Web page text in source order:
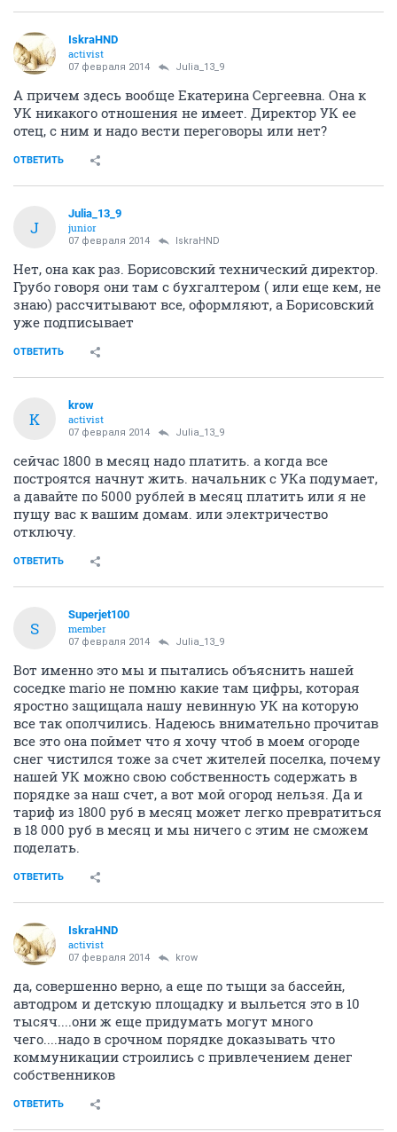
IskraHND
activist
07 февраля 2014 Julia_13_9
А причем здесь вообще Екатерина Сергеевна. Она к
УК никакого отношения не имеет. Директор УК ее
отец, с ним и надо вести переговоры или нет?
ОТВЕТИТЬ
J
Julia_13_9
junior
07 февраля 2014 IskraHND
Нет, она как раз. Борисовский технический директор.
Грубо говоря они там с бухгалтером ( или еще кем, не
знаю) рассчитывают все, оформляют, а Борисовский
уже подписывает
ОТВЕТИТЬ
K
krow
activist
07 февраля 2014 Julia_13_9
сейчас 1800 в месяц надо платить. а когда все
построятся начнут жить. начальник с УКа подумает,
а давайте по 5000 рублей в месяц платить или я не
пущу вас к вашим домам. или электричество
отключу.
ОТВЕТИТЬ
S
Superjet100
member
07 февраля 2014 Julia_13_9
Вот именно это мы и пытались объяснить нашей
соседке mario не помню какие там цифры, которая
яростно защищала нашу невинную УК на которую
все так ополчились. Надеюсь внимательно прочитав
все это она поймет что я хочу чтоб в моем огороде
снег чистился тоже за счет жителей поселка, почему
нашей УК можно свою собственность содержать в
порядке за наш счет, а вот мой огород нельзя. Да и
тариф из 1800 руб в месяц может легко превратиться
в 18 000 руб в месяц и мы ничего с этим не сможем
поделать.
ОТВЕТИТЬ
IskraHND
activist
07 февраля 2014 krow
да, совершенно верно, а еще по тыщи за бассейн,
автодром и детскую площадку и выльется это в 10
тысяч....они ж еще придумать могут много
чего....надо в срочном порядке доказывать что
коммуникации строились с привлечением денег
собственников
ОТВЕТИТЬ